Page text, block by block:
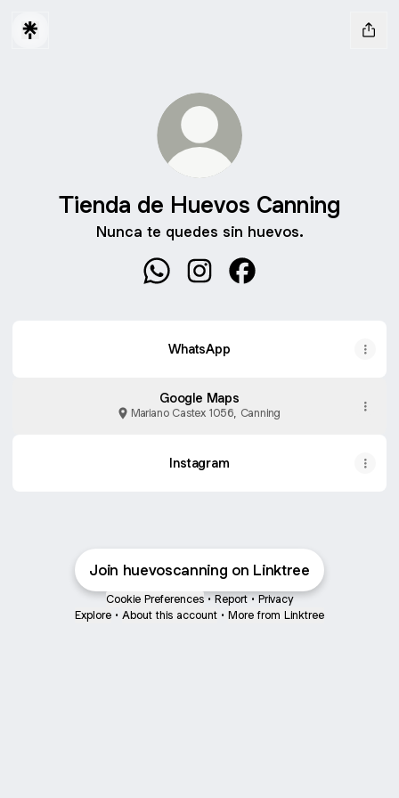
Tienda de Huevos Canning
Nunca te quedes sin huevos.
WhatsApp
Google Maps
Mariano Castex 1056, Canning
Instagram
Join huevoscanning on Linktree
Cookie Preferences • Report • Privacy
Explore • About this account • More from Linktree